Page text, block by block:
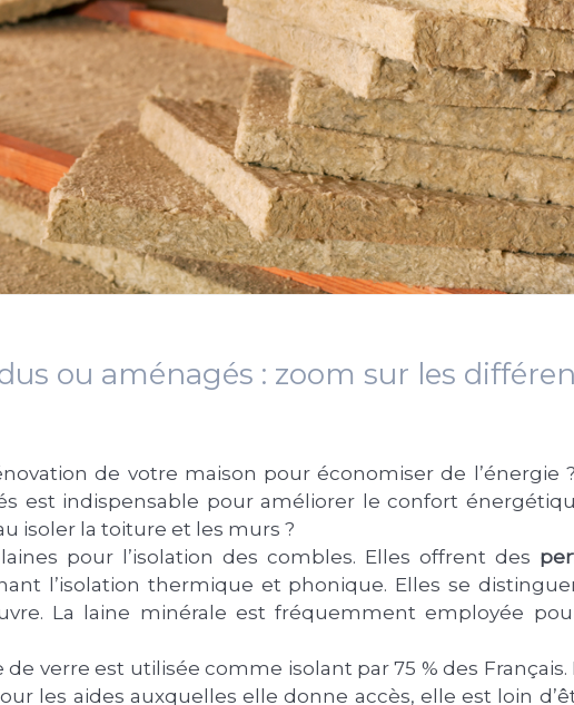
ou aménagés : zoom sur les
de votre maison pour économiser de l’énergie ?
est indispensable pour améliorer le confort
isoler la toiture et les murs ?
pour l’isolation des combles. Elles offrent des
l’isolation thermique et phonique. Elles se
La laine minérale est fréquemment employée
verre est utilisée comme isolant par 75 % des Français.
les aides auxquelles elle donne accès, elle est loin